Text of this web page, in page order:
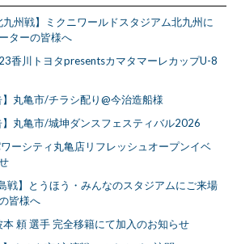
九州戦】ミクニワールドスタジアム北九州に
ターの皆様へ
香川トヨタpresentsカマタマーレカップU-8
】丸亀市/チラシ配り@今治造船様
】丸亀市/城坤ダンスフェスティバル2026
ーシティ丸亀店リフレッシュオープンイベ
戦】とうほう・みんなのスタジアムにご来場
皆様へ
頼 選手 完全移籍にて加入のお知らせ